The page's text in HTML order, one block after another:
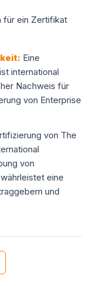
für ein Zertifikat
Eine
international
Nachweis für
von Enterprise
von The
von
eine
und